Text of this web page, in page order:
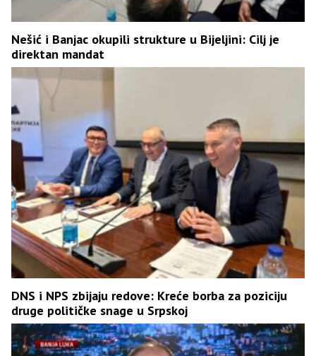
Nešić i Banjac okupili strukture u Bijeljini: Cilj je
direktan mandat
DNS i NPS zbijaju redove: Kreće borba za poziciju
druge političke snage u Srpskoj